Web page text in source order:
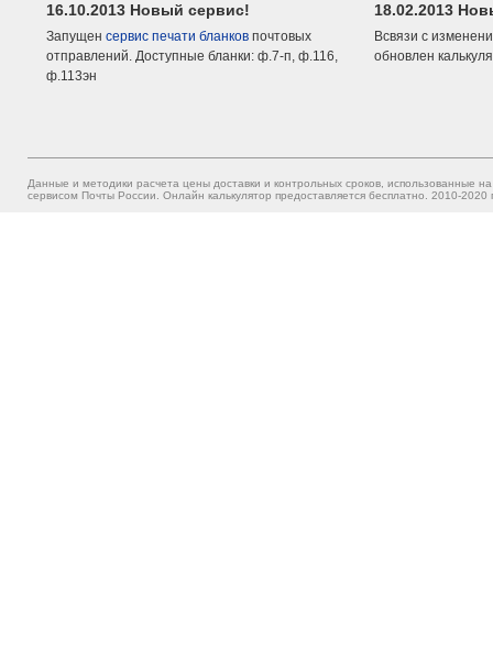
16.10.2013 Новый сервис!
Запущен сервис печати бланков почтовых
отправлений. Доступные бланки: ф.7-п, ф.116,
ф.113эн
18.02.2013
Всвязи с
обновлен
Данные и методики расчета цены доставки и контрольных сроков, использованные
сервисом Почты России. Онлайн калькулятор предоставляется бесплатно. 2010-2020